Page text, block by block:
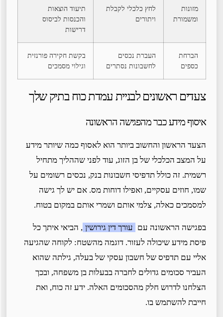
מזונות
ומשמורת
לחץ כלכלי לקבלת
ויתורים
תיעוד הוצאות
והכנסות לביסוס
דרישות
הברחת
כספים
העברת נכסים
לחשבונות נסתרים
בקשת חקירה פורנזית
וגילוי מסמכים
צעדים ראשונים לבניית עמדת כוח בתיק שלך
איסוף מידע כבר מהפגישה הראשונה
הצעד הראשון והחשוב ביותר הוא לאסוף כמה שיותר מידע
על המצב הכלכלי של בן הזוג, עוד לפני שההליך מתחיל
רשמית. זה כולל תדפיסי חשבונות בנק, נכסים רשומים על
שמו, חוזים עסקיים, ואפילו דוחות מס. אם יש לך גישה
למסמכים כאלה, צלמי אותם ושמרי אותם במקום בטוח.
בפגישה הראשונה עם עורך דין גירושין , הביאי איתך כל
פיסת מידע שיכולה לעזור. דוגמה מהשטח: לקוחה שהגיעה
אליי עם תדפיס של חשבון עסקי של בעלה, גילתה שהוא
העביר סכומים גדולים לחברה בבעלות בן משפחה, ובכך
הצלחנו לדרוש חלק מהסכומים האלה. ידע זה כוח, ואת
חייבת להשתמש בו.